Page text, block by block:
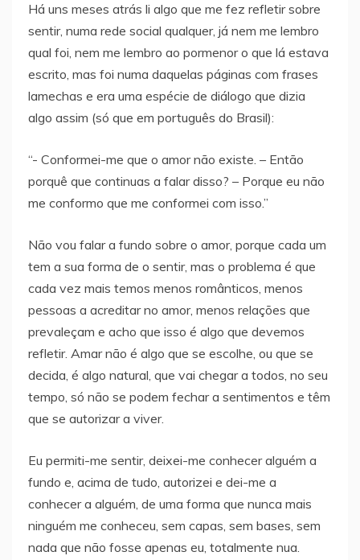
Há uns meses atrás li algo que me fez refletir sobre
sentir, numa rede social qualquer, já nem me lembro
qual foi, nem me lembro ao pormenor o que lá estava
escrito, mas foi numa daquelas páginas com frases
lamechas e era uma espécie de diálogo que dizia
algo assim (só que em português do Brasil):
“- Conformei-me que o amor não existe. – Então
porquê que continuas a falar disso? – Porque eu não
me conformo que me conformei com isso.”
Não vou falar a fundo sobre o amor, porque cada um
tem a sua forma de o sentir, mas o problema é que
cada vez mais temos menos românticos, menos
pessoas a acreditar no amor, menos relações que
prevaleçam e acho que isso é algo que devemos
refletir. Amar não é algo que se escolhe, ou que se
decida, é algo natural, que vai chegar a todos, no seu
tempo, só não se podem fechar a sentimentos e têm
que se autorizar a viver.
Eu permiti-me sentir, deixei-me conhecer alguém a
fundo e, acima de tudo, autorizei e dei-me a
conhecer a alguém, de uma forma que nunca mais
ninguém me conheceu, sem capas, sem bases, sem
nada que não fosse apenas eu, totalmente nua.